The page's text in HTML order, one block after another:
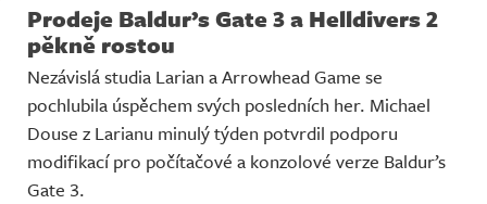
Prodeje Baldur’s Gate 3 a Helldivers 2
pěkně rostou
Nezávislá studia Larian a Arrowhead Game se
pochlubila úspěchem svých posledních her. Michael
Douse z Larianu minulý týden potvrdil podporu
modifikací pro počítačové a konzolové verze Baldur’s
Gate 3.